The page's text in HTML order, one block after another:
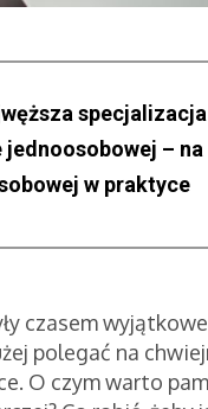
specjalizacja
–
w praktyce
czasem
polegać na
O czym warto